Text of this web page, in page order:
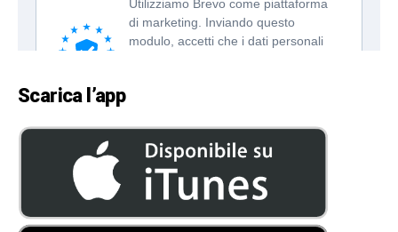
Scarica l’app